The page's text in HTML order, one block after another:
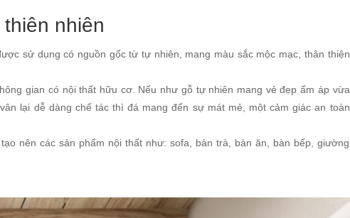
nhiên
sử dụng có nguồn gốc từ tự nhiên, mang màu sắc mộc mạc, thân thiện
gian có nội thất hữu cơ. Nếu như gỗ tự nhiên mang vẻ đẹp ấm áp vừa
lại dễ dàng chế tác thì đá mang đến sự mát mẻ, một cảm giác an toàn
nên các sản phẩm nội thất như: sofa, bàn trà, bàn ăn, bàn bếp, giường